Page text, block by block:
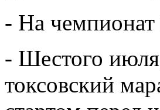
- На чемпионат
- Шестого
токсовский